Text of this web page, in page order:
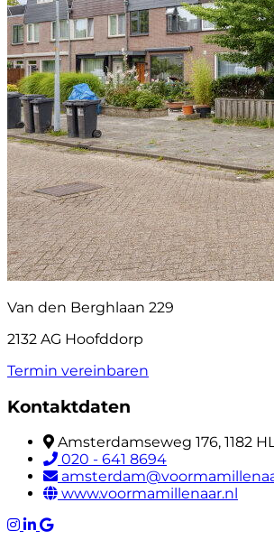
Van den Berghlaan 229
2132 AG Hoofddorp
Termin vereinbaren
Kontaktdaten
Amsterdamseweg 176, 1182
020 - 641 8694
www.voormamillenaar.nl